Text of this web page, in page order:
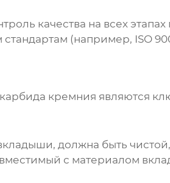
качества на всех этапах
(например, ISO
кремния являются
должна быть
с материалом